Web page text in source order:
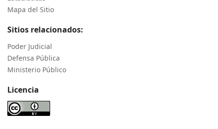
Mapa del Sitio
Sitios relacionados:
Poder Judicial
Defensa Pública
Ministerio Público
Licencia